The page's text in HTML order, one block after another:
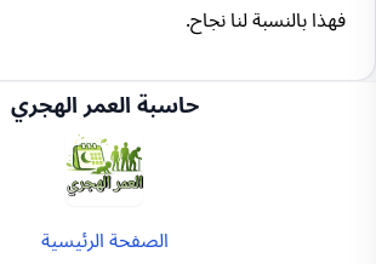
فهذا بالنسبة لنا نجاح.
حاسبة العمر الهجري
الصفحة الرئيسية